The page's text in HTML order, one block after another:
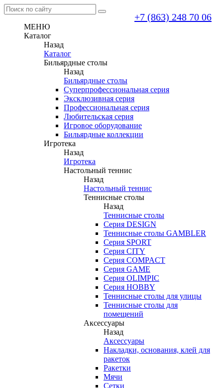
+7 (863) 248 70 06
МЕНЮ
Каталог
Назад
Каталог
Бильярдные столы
Назад
Бильярдные столы
Суперпрофессиональная серия
Эксклюзивная серия
Профессиональная серия
Любительская серия
Игровое оборудование
Бильярдные коллекции
Игротека
Назад
Игротека
Настольный теннис
Назад
Настольный теннис
Теннисные столы
Назад
Теннисные столы
Серия DESIGN
Теннисные столы GAMBLER
Серия SPORT
Серия CITY
Серия COMPACT
Серия GAME
Серия OLIMPIC
Серия HOBBY
Теннисные столы для улицы
Теннисные столы для
помещений
Аксессуары
Назад
Аксессуары
Накладки, основания, клей для
ракеток
Ракетки
Мячи
Сетки